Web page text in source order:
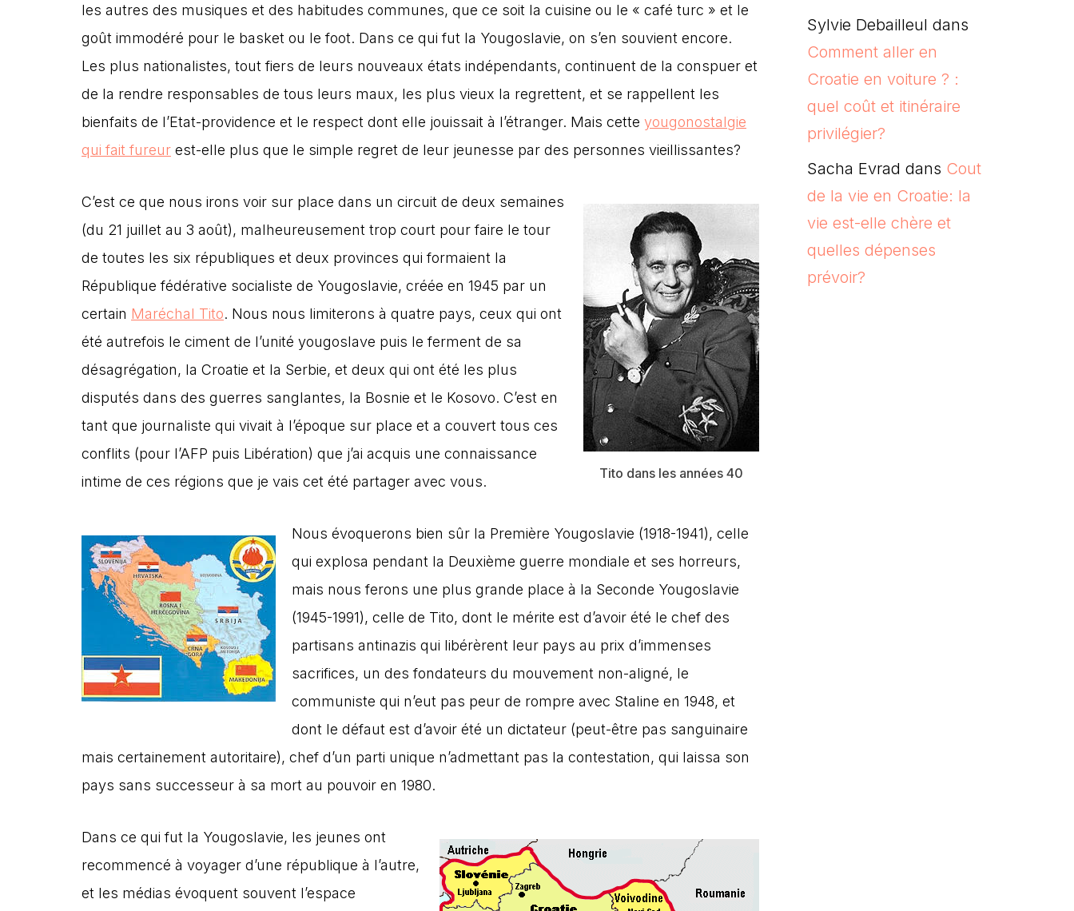
les autres des musiques et des habitudes communes, que ce soit la cuisine ou le « café turc » et le
goût immodéré pour le basket ou le foot. Dans ce qui fut la Yougoslavie, on s’en souvient encore.
Les plus nationalistes, tout fiers de leurs nouveaux états indépendants, continuent de la conspuer et
de la rendre responsables de tous leurs maux, les plus vieux la regrettent, et se rappellent les
bienfaits de l’Etat-providence et le respect dont elle jouissait à l’étranger. Mais cette yougonostalgie
qui fait fureur est-elle plus que le simple regret de leur jeunesse par des personnes vieillissantes?
Tito dans les années 40
C’est ce que nous irons voir sur place dans un circuit de deux semaines
(du 21 juillet au 3 août), malheureusement trop court pour faire le tour
de toutes les six républiques et deux provinces qui formaient la
République fédérative socialiste de Yougoslavie, créée en 1945 par un
certain Maréchal Tito. Nous nous limiterons à quatre pays, ceux qui ont
été autrefois le ciment de l’unité yougoslave puis le ferment de sa
désagrégation, la Croatie et la Serbie, et deux qui ont été les plus
disputés dans des guerres sanglantes, la Bosnie et le Kosovo. C’est en
tant que journaliste qui vivait à l’époque sur place et a couvert tous ces
conflits (pour l’AFP puis Libération) que j’ai acquis une connaissance
intime de ces régions que je vais cet été partager avec vous.
Nous évoquerons bien sûr la Première Yougoslavie (1918-1941), celle
qui explosa pendant la Deuxième guerre mondiale et ses horreurs,
mais nous ferons une plus grande place à la Seconde Yougoslavie
(1945-1991), celle de Tito, dont le mérite est d’avoir été le chef des
partisans antinazis qui libérèrent leur pays au prix d’immenses
sacrifices, un des fondateurs du mouvement non-aligné, le
communiste qui n’eut pas peur de rompre avec Staline en 1948, et
dont le défaut est d’avoir été un dictateur (peut-être pas sanguinaire
mais certainement autoritaire), chef d’un parti unique n’admettant pas la contestation, qui laissa son
pays sans successeur à sa mort au pouvoir en 1980.
Dans ce qui fut la Yougoslavie, les jeunes ont
recommencé à voyager d’une république à l’autre,
et les médias évoquent souvent l’espace
Sylvie Debailleul dans
Comment aller en
Croatie en voiture ? :
quel coût et itinéraire
privilégier?
Sacha Evrad dans Cout
de la vie en Croatie: la
vie est-elle chère et
quelles dépenses
prévoir?